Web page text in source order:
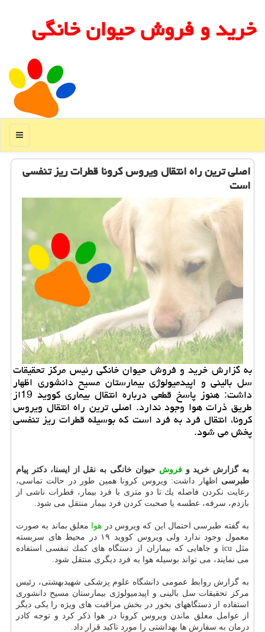
خرید و فروش حیوان خانگی
منو
اصلی ترین راه انتقال ویروس كرونا قطرات ریز تنفسی
است
به گزارش خرید و فروش حیوان خانگی رئیس مركز تحقیقات
سل بالینی و اپیدمیولوژی بیمارستان مسیح دانشوری اظهار
داشت: هنوز پاسخ قطعی درباره انتقال بیماری كووید 19از
طریق ذرات هوا وجود ندارد. اصلی ترین راه انتقال ویروس
كرونا، انتقال فرد به فرد است كه بوسیله قطرات ریز تنفسی
پخش می شود.
به گزارش خرید وفروش حیوان خانگی به نقل از ایسنا، دكتر پیام
طبرسی اظهار داشت: ویروس كرونا همین طور در حالت تماسی،
رعایت نكردن فاصله یك تا دو متری با فرد بیمار، قطرات ناشی از
بازدم، سرفه، عطسه یا صحبت كردن فرد بیمار منتقل می شود.
به گفته طبرسی احتمال این كه ویروس در هوا معلق بماند به صورت
معمول وجود ندارد ولی ویروس كووید ۱۹ در محیط های سربسته
مثل icu و جاهایی كه بیماران از دستگاه های كمك تنفسی استفاده
می نمایند، می تواند بوسیله هوا به فرد دیگری منتقل شود.
به گزارش روابط عمومی دانشگاه علوم پزشكی شهیدبهشتی، رئیس
مركز تحقیقات سل بالینی و اپیدمیولوژی بیمارستان مسیح دانشوری
استفاده از دستگاههای بخور در بخش مراقبت های ویژه را یكی دیگر
از عوامل معلق ماندن ویروس كرونا در هوا ذكر كرد و توجه كادر
درمان به سفارش ها بهداشتی را مورد تاكید قرار داد.